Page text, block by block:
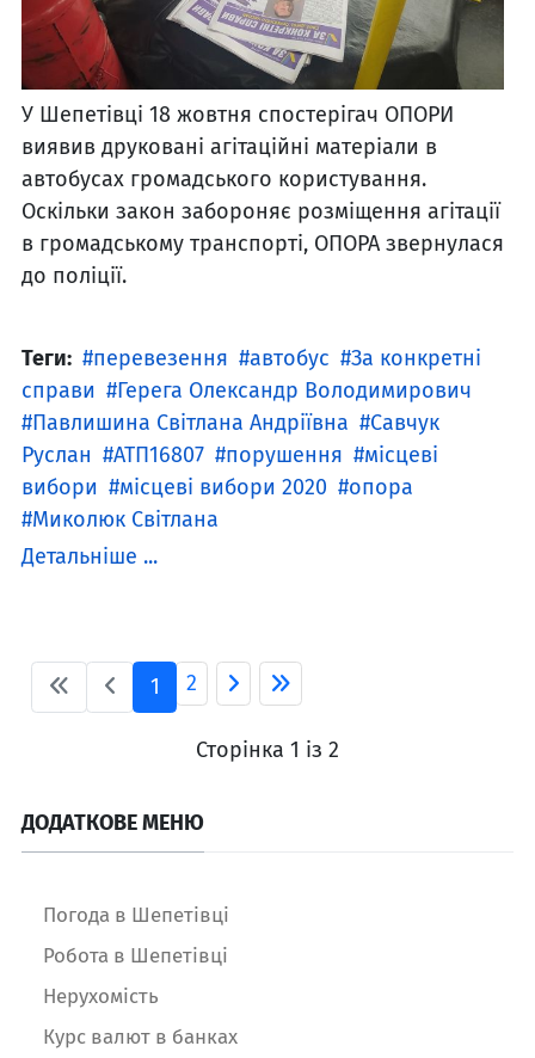
У Шепетівці 18 жовтня спостерігач ОПОРИ
виявив друковані агітаційні матеріали в
автобусах громадського користування.
Оскільки закон забороняє розміщення агітації
в громадському транспорті, ОПОРА звернулася
до поліції.
Теги: перевезення автобус
За конкретні
справи
Герега Олександр Володимирович
Павлишина Світлана Андріївна
Савчук
Руслан
АТП16807 порушення
місцеві
вибори
місцеві вибори 2020
опора
Миколюк Світлана
Детальніше ...
1 2
Сторінка 1 із 2
ДОДАТКОВЕ МЕНЮ
Погода в Шепетівці
Робота в Шепетівці
Нерухомість
Курс валют в банках